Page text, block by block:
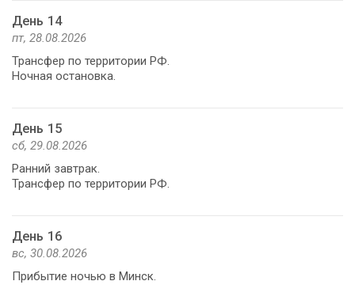
День 14
пт, 28.08.2026
Трансфер по территории РФ.
Ночная остановка.
День 15
сб, 29.08.2026
Ранний завтрак.
Трансфер по территории РФ.
День 16
вс, 30.08.2026
Прибытие ночью в Минск.